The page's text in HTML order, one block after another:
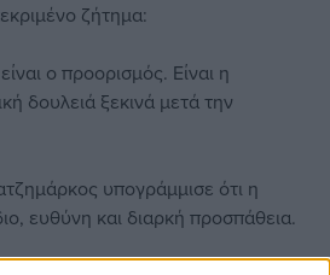
ζήτημα:
ο προορισμός. Είναι η
δουλειά ξεκινά μετά την
υπογράμμισε ότι η
ευθύνη και διαρκή προσπάθεια.